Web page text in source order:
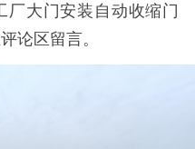
厂大门安装自动收缩门
论区留言。